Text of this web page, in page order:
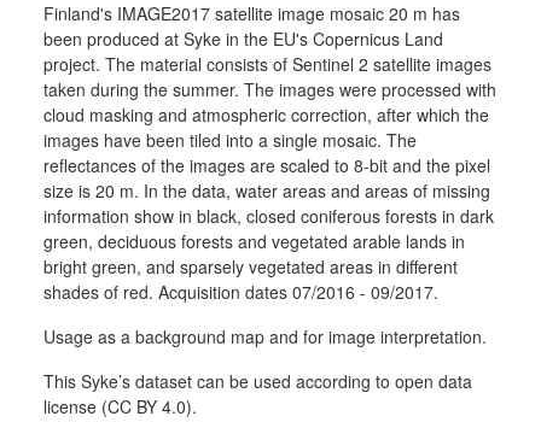
Finland's IMAGE2017 satellite image mosaic 20 m has
been produced at Syke in the EU's Copernicus Land
project. The material consists of Sentinel 2 satellite images
taken during the summer. The images were processed with
cloud masking and atmospheric correction, after which the
images have been tiled into a single mosaic. The
reflectances of the images are scaled to 8-bit and the pixel
size is 20 m. In the data, water areas and areas of missing
information show in black, closed coniferous forests in dark
green, deciduous forests and vegetated arable lands in
bright green, and sparsely vegetated areas in different
shades of red. Acquisition dates 07/2016 - 09/2017.
Usage as a background map and for image interpretation.
This Syke’s dataset can be used according to open data
license (CC BY 4.0).